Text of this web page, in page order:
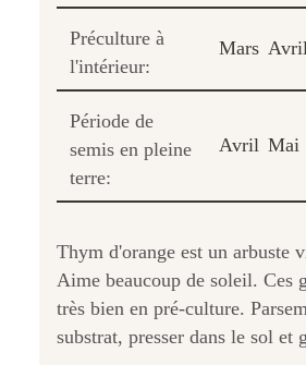
Préculture à
l'intérieur:
Mars Avril
Période de
semis en pleine
terre:
Avril Mai
Thym d'orange est un arbuste
Aime beaucoup de soleil. Ces
très bien en pré-culture.
substrat, presser dans le sol et